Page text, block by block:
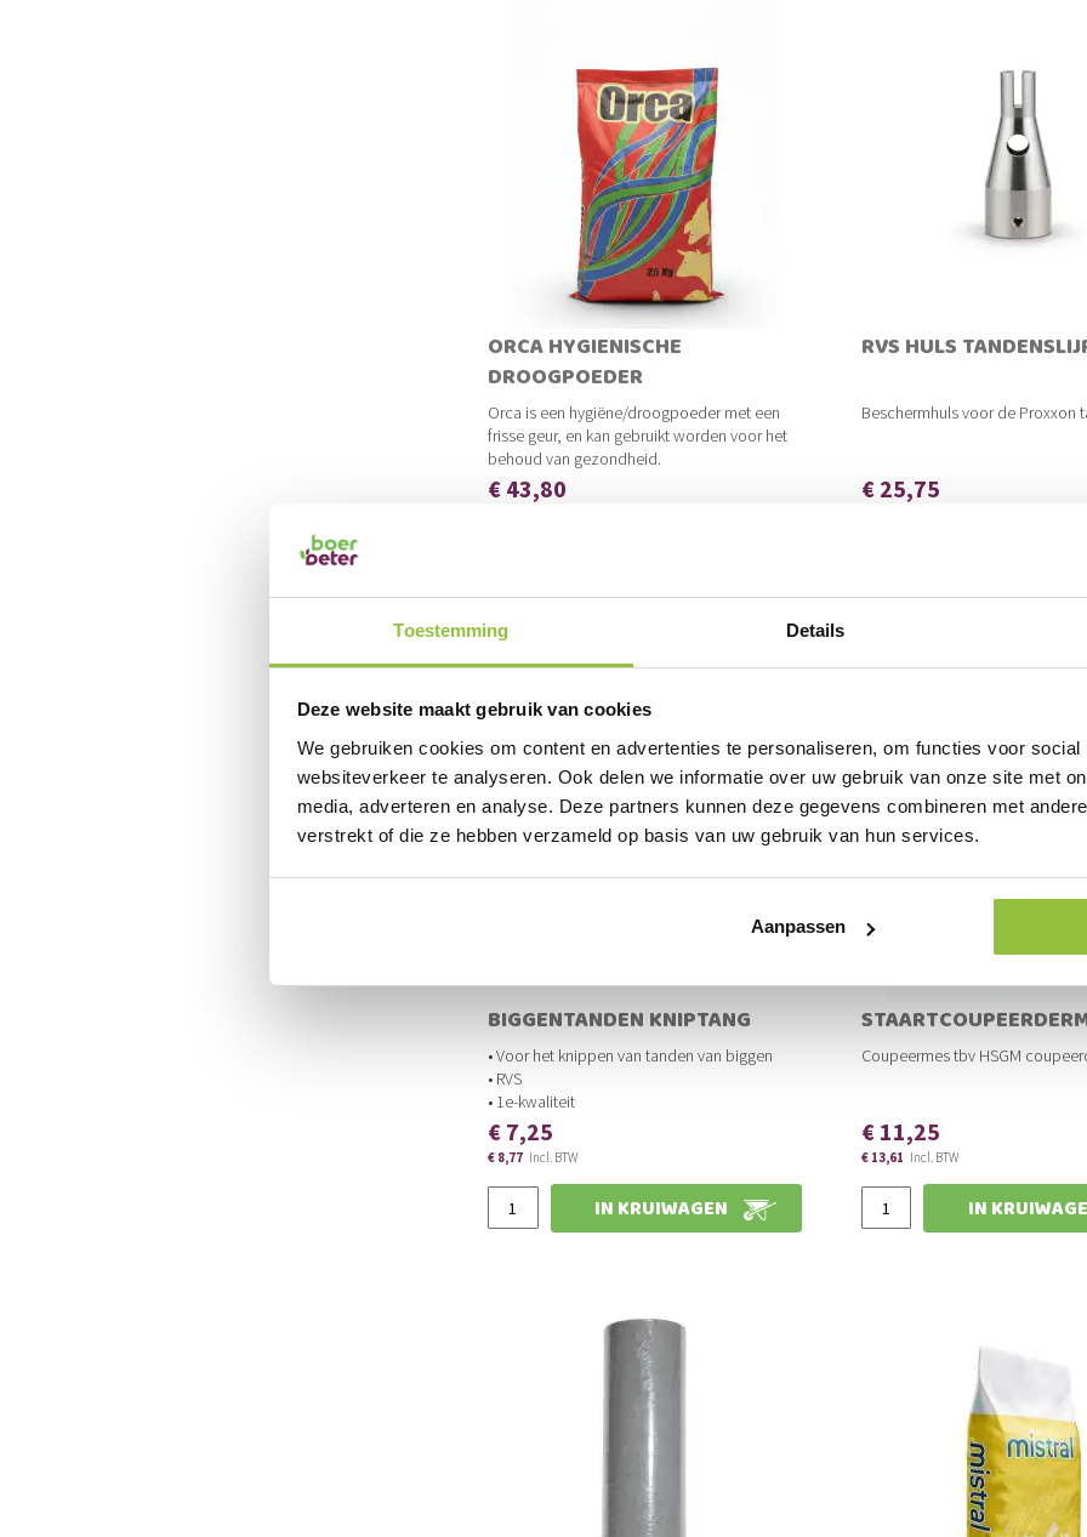
Toestemming Details
Deze website maakt gebruik van cookies
We gebruiken cookies om content en advertenties te personaliseren, om functies voor social
websiteverkeer te analyseren. Ook delen we informatie over uw gebruik van onze site met
media, adverteren en analyse. Deze partners kunnen deze gegevens combineren met
verstrekt of die ze hebben verzameld op basis van uw gebruik van hun services.
Aanpassen
ORCA HYGIENISCHE
DROOGPOEDER
Orca is een hygiëne/droogpoeder met een
frisse geur, en kan gebruikt worden voor het
behoud van gezondheid.
€ 43,80
RVS HULS
Beschermhuls voor de Proxxon
€ 25,75
BIGGENTANDEN KNIPTANG
• Voor het knippen van tanden van biggen
• RVS
• 1e-kwaliteit
€ 8,77
€ 7,25
IN KRUIWAGEN
Coupeermes tbv HSGM
Slechts
€ 13,61
€ 11,25
IN